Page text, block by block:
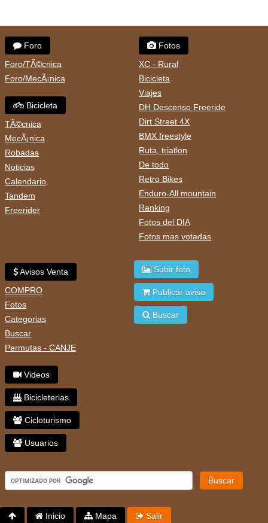
Foro
Foro/TÃ©cnica
Foro/MecÃ¡nica
Bicicleta
TÃ©cnica
MecÃ¡nica
Robadas
Noticias
Calendario
Tandem
Freerider
Fotos
XC - Rural
Bicicleta
Viajes
DH Descenso Freeride
Dirt Street 4X
BMX freestyle
Ruta, triatlon
De todo
Retro Bikes
Enduro-All mountain
Ranking
Fotos del DIA
Fotos mas votadas
Avisos Venta
COMPRO
Fotos
Categorias
Buscar
Permutas - CANJE
Videos
Bicicleterias
Cicloturismo
Usuarios
Subir foto
Publicar aviso
Buscar
Buscar
Inicio Mapa Salir